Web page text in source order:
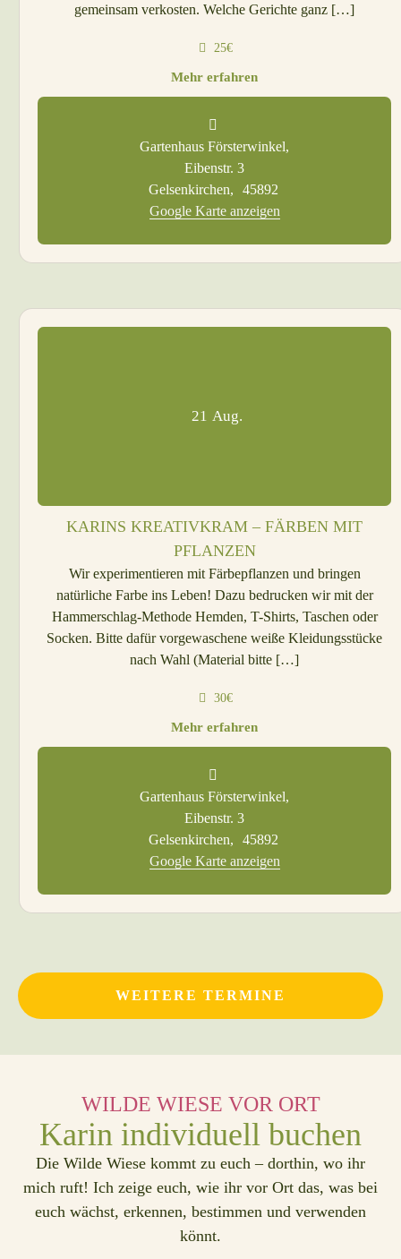
gemeinsam verkosten. Welche Gerichte ganz […]
25€
Mehr erfahren
Gartenhaus Försterwinkel,
Eibenstr. 3
Gelsenkirchen,
45892
Google Karte anzeigen
21 Aug.
KARINS KREATIVKRAM – FÄRBEN MIT
PFLANZEN
Wir experimentieren mit Färbepflanzen und bringen
natürliche Farbe ins Leben! Dazu bedrucken wir mit der
Hammerschlag-Methode Hemden, T-Shirts, Taschen oder
Socken. Bitte dafür vorgewaschene weiße Kleidungsstücke
nach Wahl (Material bitte […]
30€
Mehr erfahren
Gartenhaus Försterwinkel,
Eibenstr. 3
Gelsenkirchen,
45892
Google Karte anzeigen
WEITERE TERMINE
WILDE WIESE VOR ORT
Karin individuell buchen
Die Wilde Wiese kommt zu euch – dorthin, wo ihr
mich ruft! Ich zeige euch, wie ihr vor Ort das, was bei
euch wächst, erkennen, bestimmen und verwenden
könnt.